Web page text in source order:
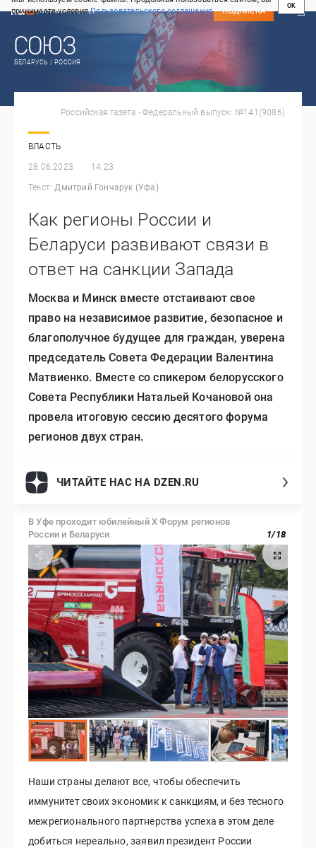
принимаете условияПользовательского соглашения
OK
СВЕЖИЙ НОМЕР
ПОДПИСКА
БЕЛАРУСЬ / РОССИЯ
ВЛАСТЬ
28.06.2023 14:23
Текст: Дмитрий Гончарук (Уфа)
Российская газета - Федеральный выпуск: №141(9086)
Как регионы России и
Беларуси развивают связи в
ответ на санкции Запада
Москва и Минск вместе отстаивают свое
право на независимое развитие, безопасное и
благополучное будущее для граждан, уверена
председатель Совета Федерации Валентина
Матвиенко. Вместе со спикером белорусского
Совета Республики Натальей Кочановой она
провела итоговую сессию десятого форума
регионов двух стран.
ЧИТАЙТЕ НАС НА DZEN.RU
В Уфе проходит юбилейный X Форум регионов
России и Беларуси
1/18
Наши страны делают все, чтобы обеспечить
иммунитет своих экономик к санкциям, и без тесного
межрегионального партнерства успеха в этом деле
добиться нереально, заявил президент России